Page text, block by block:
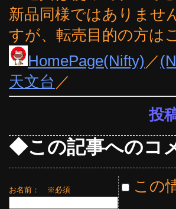
新品同様ではありませ
すが、転売目的の方は
HomePage(Nifty) ／
天文台 ／
投
◆この記事へのコ
お名前： ※必須 この